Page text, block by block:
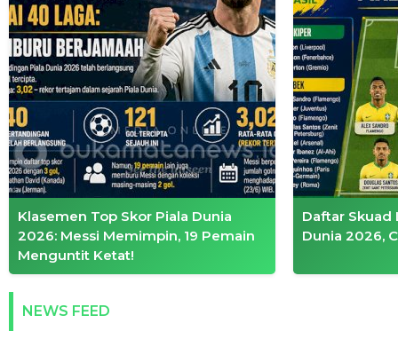
Klasemen Top Skor Piala Dunia
2026: Messi Memimpin, 19 Pemain
Menguntit Ketat!
Daftar Skuad
Dunia 2026,
NEWS FEED